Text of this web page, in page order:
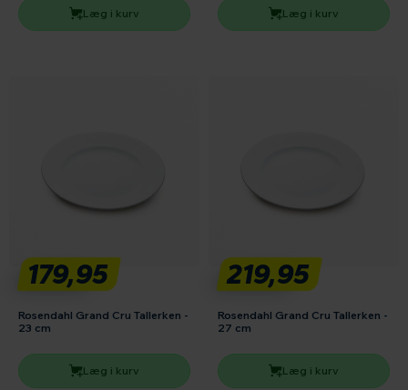
Læg i kurv Læg i kurv
179,95
Rosendahl Grand Cru Tallerken -
23 cm
Læg i kurv
219,95
Rosendahl Grand Cru Tallerken -
27 cm
Læg i kurv